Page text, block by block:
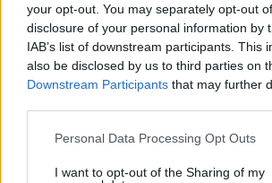
your opt-out. You may separately opt-out
disclosure of your personal information by
IAB’s list of downstream participants. This
also be disclosed by us to third parties on
Downstream Participants that may further
Please note that this website/app uses one
not limited to your visit or usage behaviour.
Personal Data Processing Opt Outs
I want to opt-out of the Sharing of my